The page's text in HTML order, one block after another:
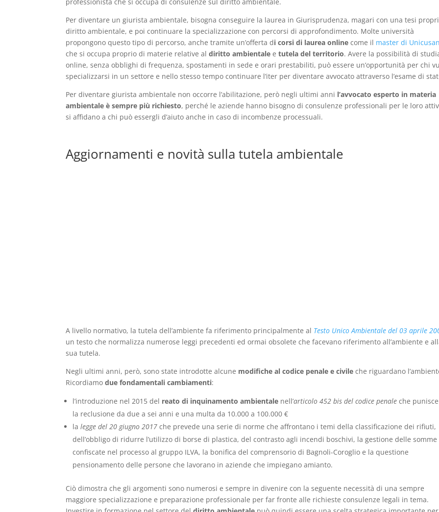
Per diventare un giurista ambientale, bisogna conseguire la laurea in Giurisprudenza, magari con una tesi
diritto ambientale, e poi continuare la specializzazione con percorsi di approfondimento. Molte università
propongono questo tipo di percorso, anche tramite un’offerta di corsi di laurea online come il master di
che si occupa proprio di materie relative al diritto ambientale e tutela del territorio. Avere la possibilità di
online, senza obblighi di frequenza, spostamenti in sede e orari prestabiliti, può essere un’opportunità per chi
specializzarsi in un settore e nello stesso tempo continuare l’iter per diventare avvocato attraverso l’esame di
Per diventare giurista ambientale non occorre l’abilitazione, però negli ultimi anni l’avvocato esperto in materia
ambientale è sempre più richiesto, perché le aziende hanno bisogno di consulenze professionali per le loro
si affidano a chi può essergli d’aiuto anche in caso di incombenze processuali.
Aggiornamenti e novità sulla tutela ambientale
A livello normativo, la tutela dell’ambiente fa riferimento principalmente al Testo Unico Ambientale del 03 aprile
un testo che normalizza numerose leggi precedenti ed ormai obsolete che facevano riferimento all’ambiente e
sua tutela.
Negli ultimi anni, però, sono state introdotte alcune modifiche al codice penale e civile che riguardano
Ricordiamodue fondamentali cambiamenti:
l’introduzione nel 2015 del reato di inquinamento ambientale nell’articolo 452 bis del codice penale che
la reclusione da due a sei anni e una multa da 10.000 a 100.000 €
lalegge del 20 giugno 2017che prevede una serie di norme che affrontano i temi della classificazione dei rifiuti,
dell’obbligo di ridurre l’utilizzo di borse di plastica, del contrasto agli incendi boschivi, la gestione delle somme
confiscate nel processo al gruppo ILVA, la bonifica del comprensorio di Bagnoli-Coroglio e la questione
pensionamento delle persone che lavorano in aziende che impiegano amianto.
Ciò dimostra che gli argomenti sono numerosi e sempre in divenire con la seguente necessità di una sempre
maggiore specializzazione e preparazione professionale per far fronte alle richieste consulenze legali in tema.